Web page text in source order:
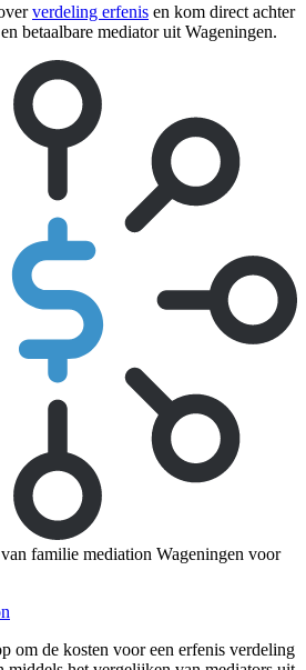
verdeling erfenis en kom direct achter
betaalbare mediator uit Wageningen.
familie mediation Wageningen voor
om de kosten voor een erfenis verdeling